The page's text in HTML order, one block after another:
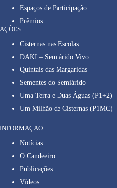
Espaços de Participação
Prêmios
AÇÕES
Cisternas nas Escolas
DAKI – Semiárido Vivo
Quintais das Margaridas
Sementes do Semiárido
Uma Terra e Duas Águas (P1+2)
Um Milhão de Cisternas (P1MC)
INFORMAÇÃO
Notícias
O Candeeiro
Publicações
Vídeos